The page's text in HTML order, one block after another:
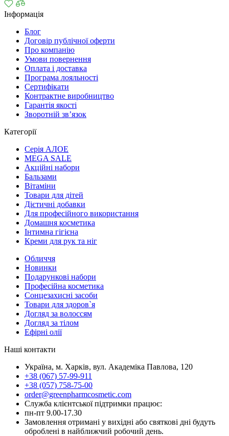
Інформація
Блог
Договір публічної оферти
Про компанію
Умови повернення
Оплата і доставка
Програма лояльності
Cертифікати
Контрактне виробництво
Гарантія якості
Зворотній зв’язок
Категорії
Серія АЛОЕ
MEGA SALE
Акційні набори
Бальзами
Вітаміни
Товари для дітей
Дієтичні добавки
Для професійного використання
Домашня косметика
Інтимна гігієна
Креми для рук та ніг
Обличчя
Новинки
Подарункові набори
Професійна косметика
Сонцезахисні засоби
Товари для здоров`я
Догляд за волоссям
Догляд за тілом
Ефірні олії
Наші контакти
Україна, м. Харків, вул. Академіка Павлова, 120
+38 (067) 57-99-911
+38 (057) 758-75-00
order@greenpharmcosmetic.com
Служба клієнтської підтримки працює:
пн-пт 9.00-17.30
Замовлення отримані у вихідні або святкові дні будуть
оброблені в найближчий робочий день.